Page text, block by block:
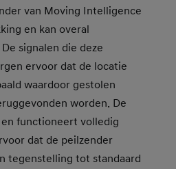
van Moving Intelligence
en kan overal
signalen die deze
ervoor dat de locatie
waardoor gestolen
worden. De
functioneert volledig
dat de peilzender
tegenstelling tot standaard